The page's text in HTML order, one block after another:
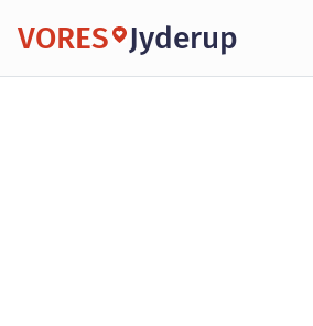
VORES Jyderup